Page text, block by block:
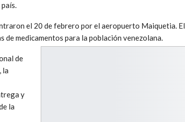
el 20 de febrero por el aeropuerto Maiquetia. El
medicamentos para la población venezolana.
de
la
y
la